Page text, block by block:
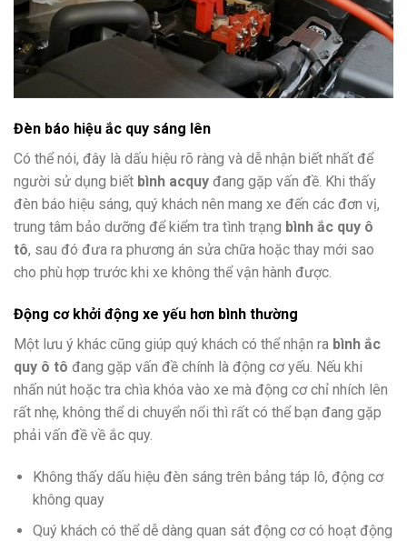
Đèn báo hiệu ắc quy sáng lên
Có thể nói, đây là dấu hiệu rõ ràng và dễ nhận biết nhất để
người sử dụng biết bình acquy đang gặp vấn đề. Khi thấy
đèn báo hiệu sáng, quý khách nên mang xe đến các đơn vị,
trung tâm bảo dưỡng để kiểm tra tình trạng bình ắc quy ô
tô, sau đó đưa ra phương án sửa chữa hoặc thay mới sao
cho phù hợp trước khi xe không thể vận hành được.
Động cơ khởi động xe yếu hơn bình thường
Một lưu ý khác cũng giúp quý khách có thể nhận ra bình ắc
quy ô tô đang gặp vấn đề chính là động cơ yếu. Nếu khi
nhấn nút hoặc tra chìa khóa vào xe mà động cơ chỉ nhích lên
rất nhẹ, không thể di chuyển nổi thì rất có thể bạn đang gặp
phải vấn đề về ắc quy.
Không thấy dấu hiệu đèn sáng trên bảng táp lô, động cơ
không quay
Quý khách có thể dễ dàng quan sát động cơ có hoạt động